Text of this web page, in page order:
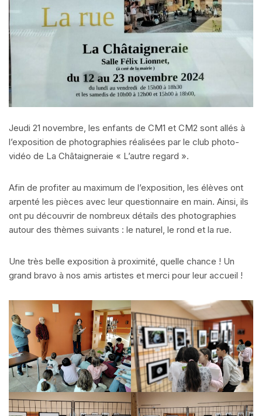
Jeudi 21 novembre, les enfants de CM1 et CM2 sont allés à
l’exposition de photographies réalisées par le club photo-
vidéo de La Châtaigneraie « L’autre regard ».
Afin de profiter au maximum de l’exposition, les élèves ont
arpenté les pièces avec leur questionnaire en main. Ainsi, ils
ont pu découvrir de nombreux détails des photographies
autour des thèmes suivants : le naturel, le rond et la rue.
Une très belle exposition à proximité, quelle chance ! Un
grand bravo à nos amis artistes et merci pour leur accueil !